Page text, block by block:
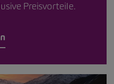
Preisvorteile.